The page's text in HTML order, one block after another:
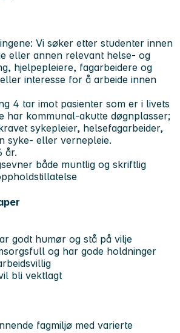
Vi søker etter studenter innen
eller annen relevant helse- og
hjelpepleiere, fagarbeidere og
interesse for å arbeide innen
4 tar imot pasienter som er i livets
har kommunal-akutte døgnplasser;
sykepleier, helsefagarbeider,
syke- eller vernepleie.
år.
både muntlig og skriftlig
godt humør og stå på vilje
og har gode holdninger
bli vektlagt
fagmiljø med varierte